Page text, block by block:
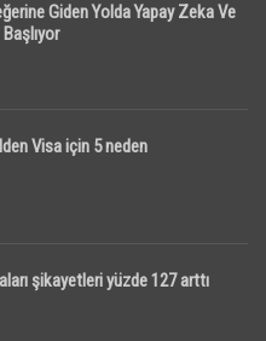
Giden Yolda Yapay Zeka Ve
Visa için 5 neden
şikayetleri yüzde 127 arttı